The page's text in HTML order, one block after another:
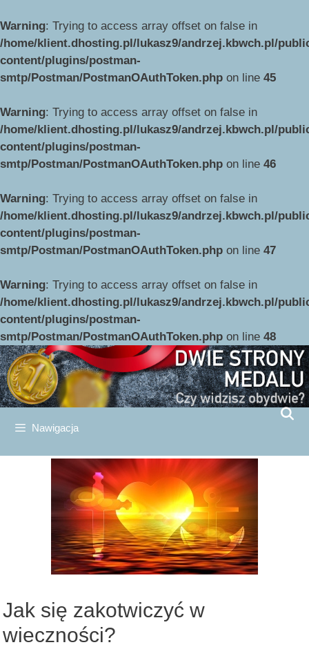
Warning: Trying to access array offset on false in
/home/klient.dhosting.pl/lukasz9/andrzej.kbwch.pl/
content/plugins/postman-
smtp/Postman/PostmanOAuthToken.php on line 45
Warning: Trying to access array offset on false in
/home/klient.dhosting.pl/lukasz9/andrzej.kbwch.pl/
content/plugins/postman-
smtp/Postman/PostmanOAuthToken.php on line 46
Warning: Trying to access array offset on false in
/home/klient.dhosting.pl/lukasz9/andrzej.kbwch.pl/
content/plugins/postman-
smtp/Postman/PostmanOAuthToken.php on line 47
Warning: Trying to access array offset on false in
/home/klient.dhosting.pl/lukasz9/andrzej.kbwch.pl/
content/plugins/postman-
smtp/Postman/PostmanOAuthToken.php on line 48
Przejdź
do
treści
Nawigacja
Jak się zakotwiczyć w
wieczności?